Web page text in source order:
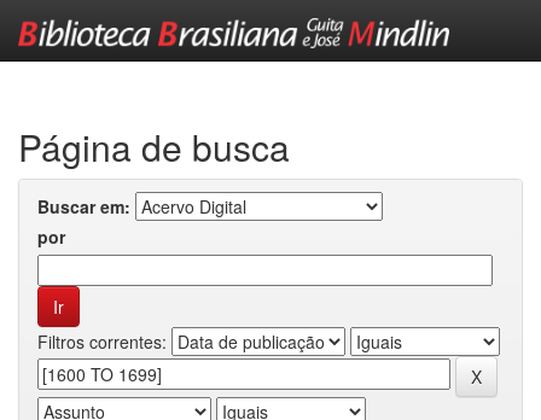
Página de busca
Buscar em:
por
Filtros correntes: